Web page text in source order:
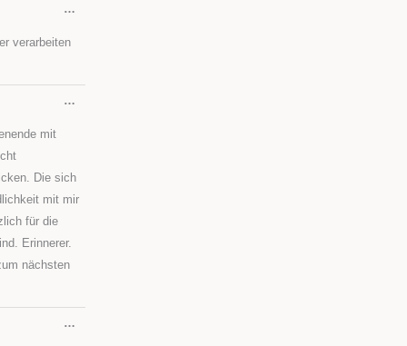
verarbeiten
…
mit
Die sich
mit mir
für die
Erinnerer.
nächsten
…
…